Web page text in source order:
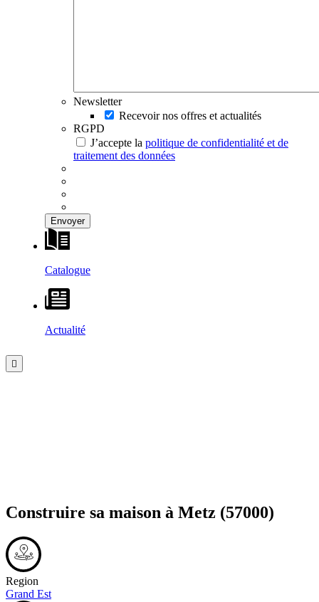
Newsletter
Recevoir nos offres et actualités
RGPD
J’accepte la politique de confidentialité et de
traitement des données
Catalogue
Actualité
Construire sa maison à Metz (57000)
Region
Grand Est